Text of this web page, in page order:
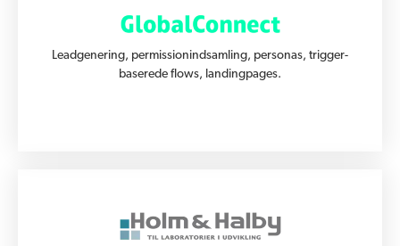
Leadgenering, permissionindsamling, personas, trigger-
baserede flows, landingpages.